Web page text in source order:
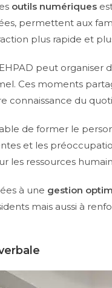
outils numériques
permettent aux
plus rapide et
peut organiser
Ces moments
connaissance du
de former le
et les
les ressources
à une gestion
mais aussi à